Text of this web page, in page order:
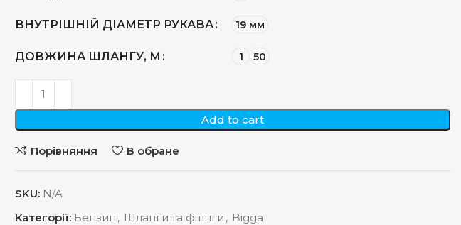
ВНУТРІШНІЙ ДІАМЕТР РУКАВА 19 мм
ДОВЖИНА ШЛАНГУ, М 1 50
Add to cart
Порівняння В обране
SKU: N/A
Категорії: Бензин , Шланги та фітінги , Bigga